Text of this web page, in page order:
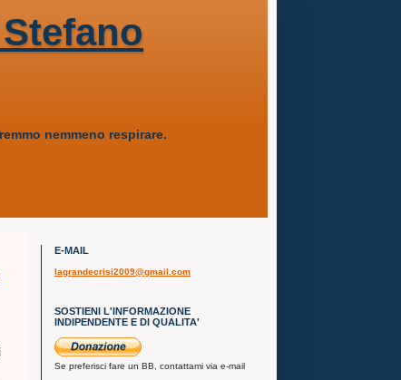
nemmeno respirare.
E-MAIL
lagrandecrisi2009@gmail.com
SOSTIENI L'INFORMAZIONE
INDIPENDENTE E DI QUALITA'
Se preferisci fare un BB, contattami via e-mail